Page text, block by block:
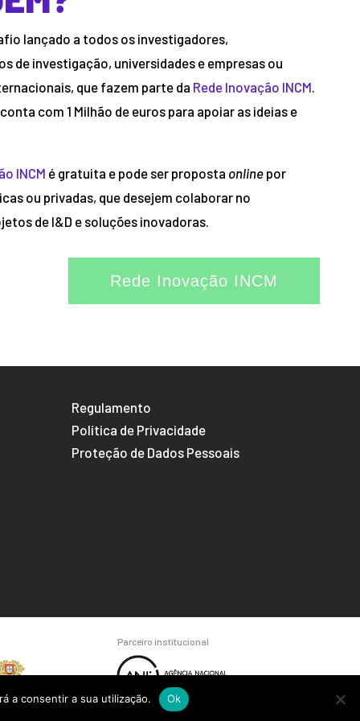
lançado a todos os investigadores,
de investigação, universidades e empresas ou
que fazem parte da Rede Inovação INCM
com 1 Milhão de euros para apoiar as ideias e
INCM é gratuita e pode ser proposta online por
ou privadas, que desejem colaborar no
de I&D e soluções inovadoras.
Rede Inovação INCM
Regulamento
Política de Privacidade
Proteção de Dados Pessoais
Parceiro institucional
a consentir a sua utilização. Ok